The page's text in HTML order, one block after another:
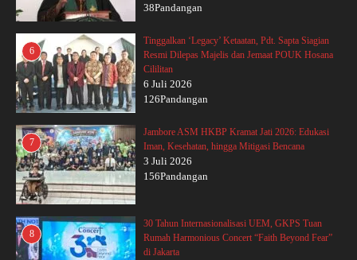
38Pandangan
6
Tinggalkan ‘Legacy’ Ketaatan, Pdt. Sapta Siagian
Resmi Dilepas Majelis dan Jemaat POUK Hosana
Cililitan
6 Juli 2026
126Pandangan
7
Jambore ASM HKBP Kramat Jati 2026: Edukasi
Iman, Kesehatan, hingga Mitigasi Bencana
3 Juli 2026
156Pandangan
8
30 Tahun Internasionalisasi UEM, GKPS Tuan
Rumah Harmonious Concert “Faith Beyond Fear”
di Jakarta